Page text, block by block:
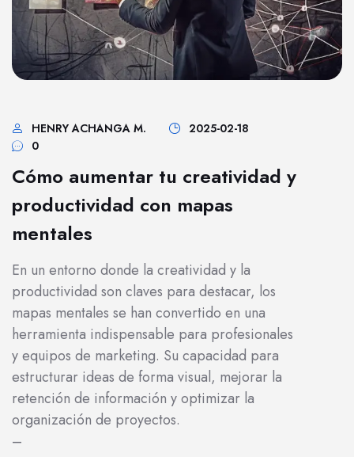
HENRY ACHANGA M.
2025-02-18
0
Cómo aumentar tu creatividad y
productividad con mapas
mentales
En un entorno donde la creatividad y la
productividad son claves para destacar, los
mapas mentales se han convertido en una
herramienta indispensable para profesionales
y equipos de marketing. Su capacidad para
estructurar ideas de forma visual, mejorar la
retención de información y optimizar la
organización de proyectos.
–